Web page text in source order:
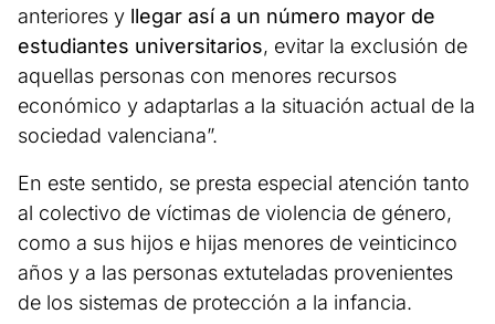
anteriores y llegar así a un número mayor de
estudiantes universitarios, evitar la exclusión de
aquellas personas con menores recursos
económico y adaptarlas a la situación actual de la
sociedad valenciana”.
En este sentido, se presta especial atención tanto
al colectivo de víctimas de violencia de género,
como a sus hijos e hijas menores de veinticinco
años y a las personas extuteladas provenientes
de los sistemas de protección a la infancia.